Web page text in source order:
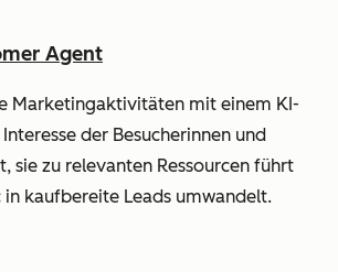
Agent
Marketingaktivitäten mit einem KI-
der Besucherinnen und
sie zu relevanten Ressourcen führt
in kaufbereite Leads umwandelt.